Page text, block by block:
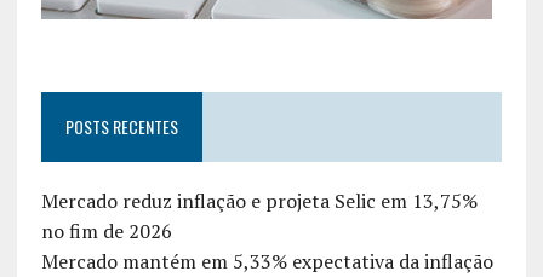
POSTS RECENTES
Mercado reduz inflação e projeta Selic em 13,75%
no fim de 2026
Mercado mantém em 5,33% expectativa da inflação